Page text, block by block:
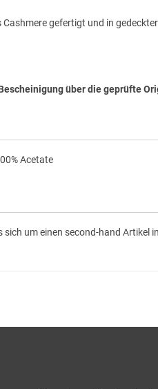
gefertigt und in
über die geprüfte
Acetate
sich um einen second-hand Artikel